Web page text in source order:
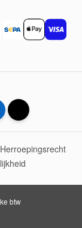
Herroepingsrecht
btw